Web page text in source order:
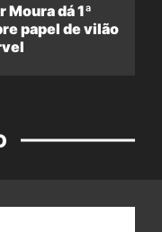
Moura dá 1ª
papel de vilão